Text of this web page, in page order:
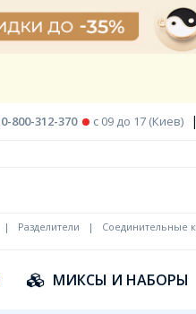
0-800-312-370 c 09 до 17 (Киев) |
| Разделители | Соединительные
МИКСЫ И НАБОРЫ